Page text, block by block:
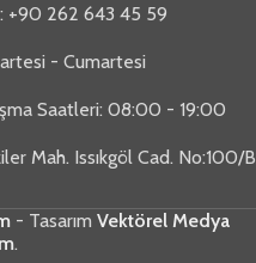
+90 262 643 45 59
- Cumartesi
Saatleri: 08:00 - 19:00
Mah. Issıkgöl Cad. No:100/
- Tasarım Vektörel Medya
.